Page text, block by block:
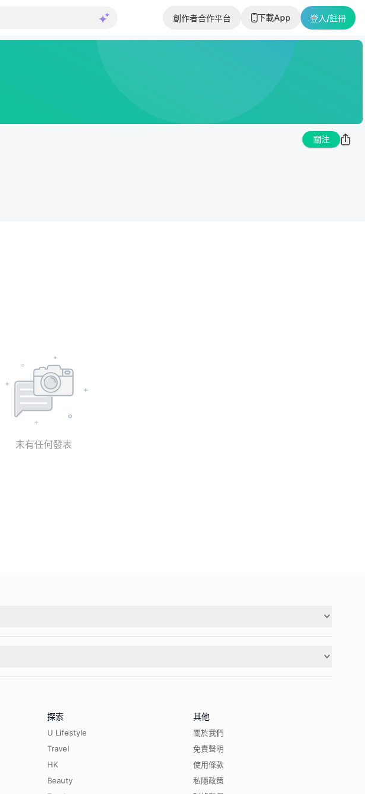
創作者合作平台 下載App 登入/註冊
關注
未有任何發表
探索
U Lifestyle
Travel
HK
Beauty
其他
關於我們
免責聲明
使用條款
私隱政策